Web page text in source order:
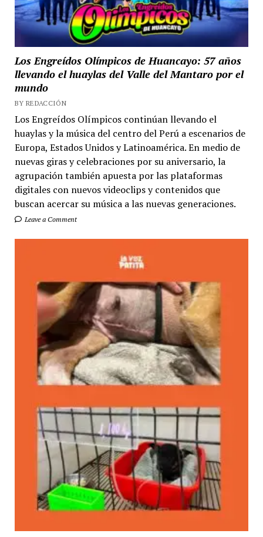
Los Engreídos Olímpicos de Huancayo: 57 años
llevando el huaylas del Valle del Mantaro por el
mundo
BY REDACCIÓN
Los Engreídos Olímpicos continúan llevando el
huaylas y la música del centro del Perú a escenarios de
Europa, Estados Unidos y Latinoamérica. En medio de
nuevas giras y celebraciones por su aniversario, la
agrupación también apuesta por las plataformas
digitales con nuevos videoclips y contenidos que
buscan acercar su música a las nuevas generaciones.
Leave a Comment